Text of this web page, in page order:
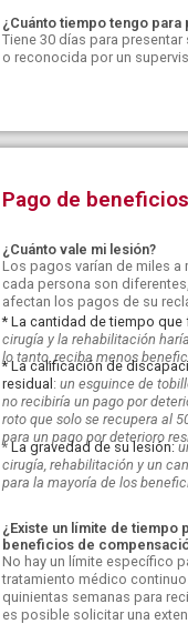
¿Cuánto tiempo tengo para
Tiene 30 días para
o reconocida por un
Pago de beneficios
¿Cuánto vale mi lesión?
Los pagos varían de miles
cada persona son
afectan los pagos de su
* La cantidad de tiempo que
cirugía y la rehabilitación
lo tanto, reciba menos
* La calificación de
residual : un esguince de
no recibiría un pago por
roto que solo se recupera al
para un pago por deterioro
* La gravedad de su lesión:
cirugía, rehabilitación y un
para la mayoría de los
¿Existe un límite de
beneficios de
No hay un límite específico
tratamiento médico
quinientas semanas para
es posible solicitar una